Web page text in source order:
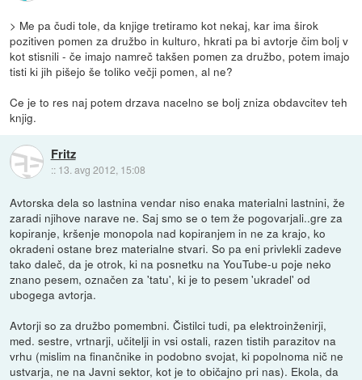
> Me pa čudi tole, da knjige tretiramo kot nekaj, kar ima širok
pozitiven pomen za družbo in kulturo, hkrati pa bi avtorje čim bolj v
kot stisnili - če imajo namreč takšen pomen za družbo, potem imajo
tisti ki jih pišejo še toliko večji pomen, al ne?
Ce je to res naj potem drzava nacelno se bolj zniza obdavcitev teh
knjig.
Fritz
:: 13. avg 2012, 15:08
Avtorska dela so lastnina vendar niso enaka materialni lastnini, že
zaradi njihove narave ne. Saj smo se o tem že pogovarjali..gre za
kopiranje, kršenje monopola nad kopiranjem in ne za krajo, ko
okradeni ostane brez materialne stvari. So pa eni privlekli zadeve
tako daleč, da je otrok, ki na posnetku na YouTube-u poje neko
znano pesem, označen za 'tatu', ki je to pesem 'ukradel' od
ubogega avtorja.
Avtorji so za družbo pomembni. Čistilci tudi, pa elektroinženirji,
med. sestre, vrtnarji, učitelji in vsi ostali, razen tistih parazitov na
vrhu (mislim na finančnike in podobno svojat, ki popolnoma nič ne
ustvarja, ne na Javni sektor, kot je to običajno pri nas). Ekola, da